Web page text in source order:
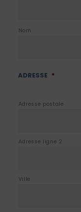
Nom
ADRESSE *
Adresse postale
Adresse ligne 2
Ville